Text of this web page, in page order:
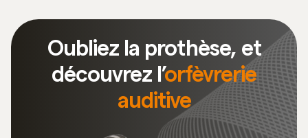
Oubliez la prothèse, et
découvrez l’orfèvrerie
auditive